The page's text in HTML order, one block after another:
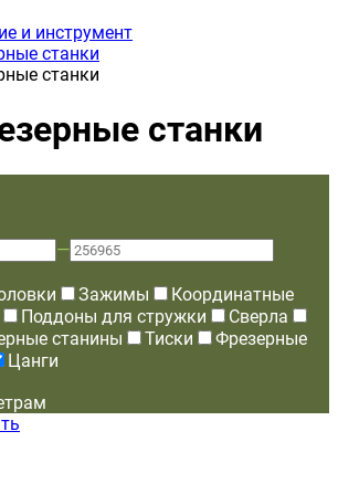
и инструмент
станки
станки
станки
—
Зажимы
Координатные
Поддоны для стружки
Сверла
станины
Тиски
Фрезерные
Цанги